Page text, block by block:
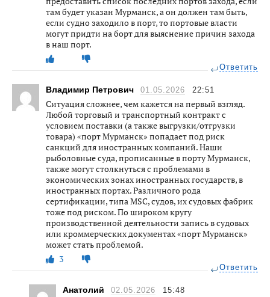
там будет указан Мурманск, а он должен там быть,
если судно заходило в порт, то портовые власти
могут придти на борт для выяснение причин захода
в наш порт.
Ответить
Владимир Петрович 01.05.2026 22:51
Ситуация сложнее, чем кажется на первый взгляд.
Любой торговый и транспортный контракт с
условием поставки (а также выгрузки/отгрузки
товара) «порт Мурманск» попадает под риск
санкций для иностранных компаний. Наши
рыболовные суда, прописанные в порту Мурманск,
также могут столкнуться с проблемами в
экономических зонах иностранных государств, в
иностранных портах. Различного рода
сертификации, типа MSC, судов, их судовых фабрик
тоже под риском. По широком кругу
производственной деятельности запись в судовых
или кроммерческих документах «порт Мурманск»
может стать проблемой.
3
Ответить
Анатолий 02.05.2026 15:48